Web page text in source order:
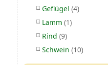
Geflügel (4)
Lamm (1)
Rind (9)
Schwein (10)